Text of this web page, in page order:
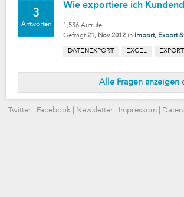
3
Antworten
Wie exportiere ich
1,536 Aufrufe
Gefragt 21, Nov 2012 in Import, Export
DATENEXPORT EXCEL EXPORT
Alle Fragen anzeigen
Twitter Facebook Newsletter Impressum